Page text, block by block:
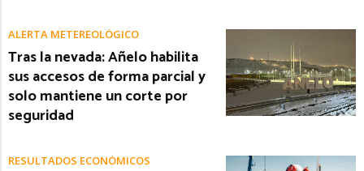
ALERTA METEREOLÓGICO
Tras la nevada: Añelo habilita
sus accesos de forma parcial y
solo mantiene un corte por
seguridad
RESULTADOS ECONÓMICOS